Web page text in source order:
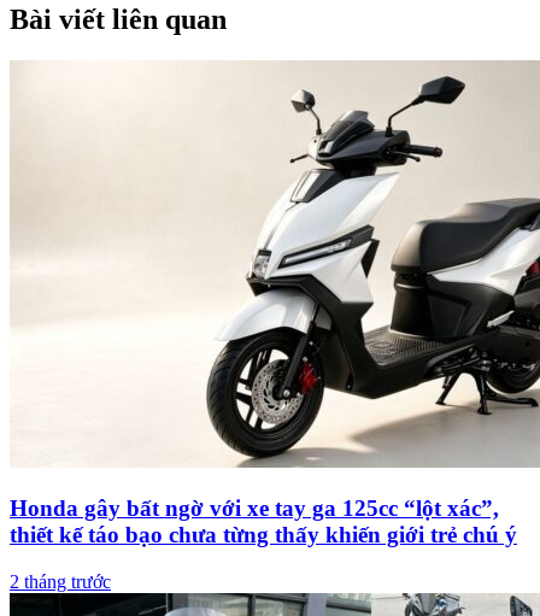
Bài viết liên quan
Honda gây bất ngờ với xe tay ga 125cc “lột xác”,
thiết kế táo bạo chưa từng thấy khiến giới trẻ chú ý
2 tháng trước